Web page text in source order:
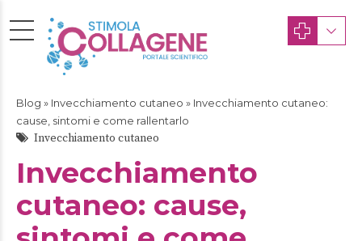
Blog » Invecchiamento cutaneo » Invecchiamento cutaneo:
cause, sintomi e come rallentarlo
Invecchiamento cutaneo
Invecchiamento
cutaneo: cause,